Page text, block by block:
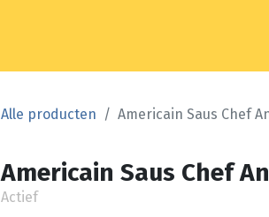
Alle producten Americain Saus Chef
Americain Saus Chef
Actief